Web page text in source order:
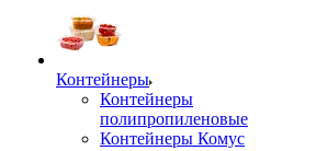
Контейнеры
Контейнеры
полипропиленовые
Контейнеры Комус